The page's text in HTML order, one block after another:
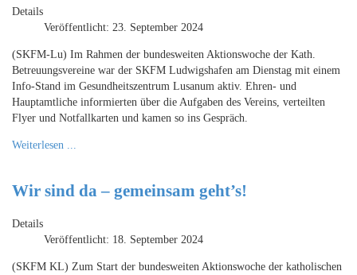
Details
Veröffentlicht: 23. September 2024
(SKFM-Lu) Im Rahmen der bundesweiten Aktionswoche der Kath.
Betreuungsvereine war der SKFM Ludwigshafen am Dienstag mit einem
Info-Stand im Gesundheitszentrum Lusanum aktiv. Ehren- und
Hauptamtliche informierten über die Aufgaben des Vereins, verteilten
Flyer und Notfallkarten und kamen so ins Gespräch.
Weiterlesen ...
Wir sind da – gemeinsam geht’s!
Details
Veröffentlicht: 18. September 2024
(SKFM KL) Zum Start der bundesweiten Aktionswoche der katholischen